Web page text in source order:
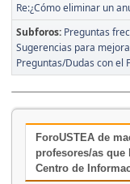
Re:¿Cómo eliminar un
Subforos Preguntas
Sugerencias para
Preguntas/Dudas con el
ForoUSTEA de
profesores/as que
Centro de